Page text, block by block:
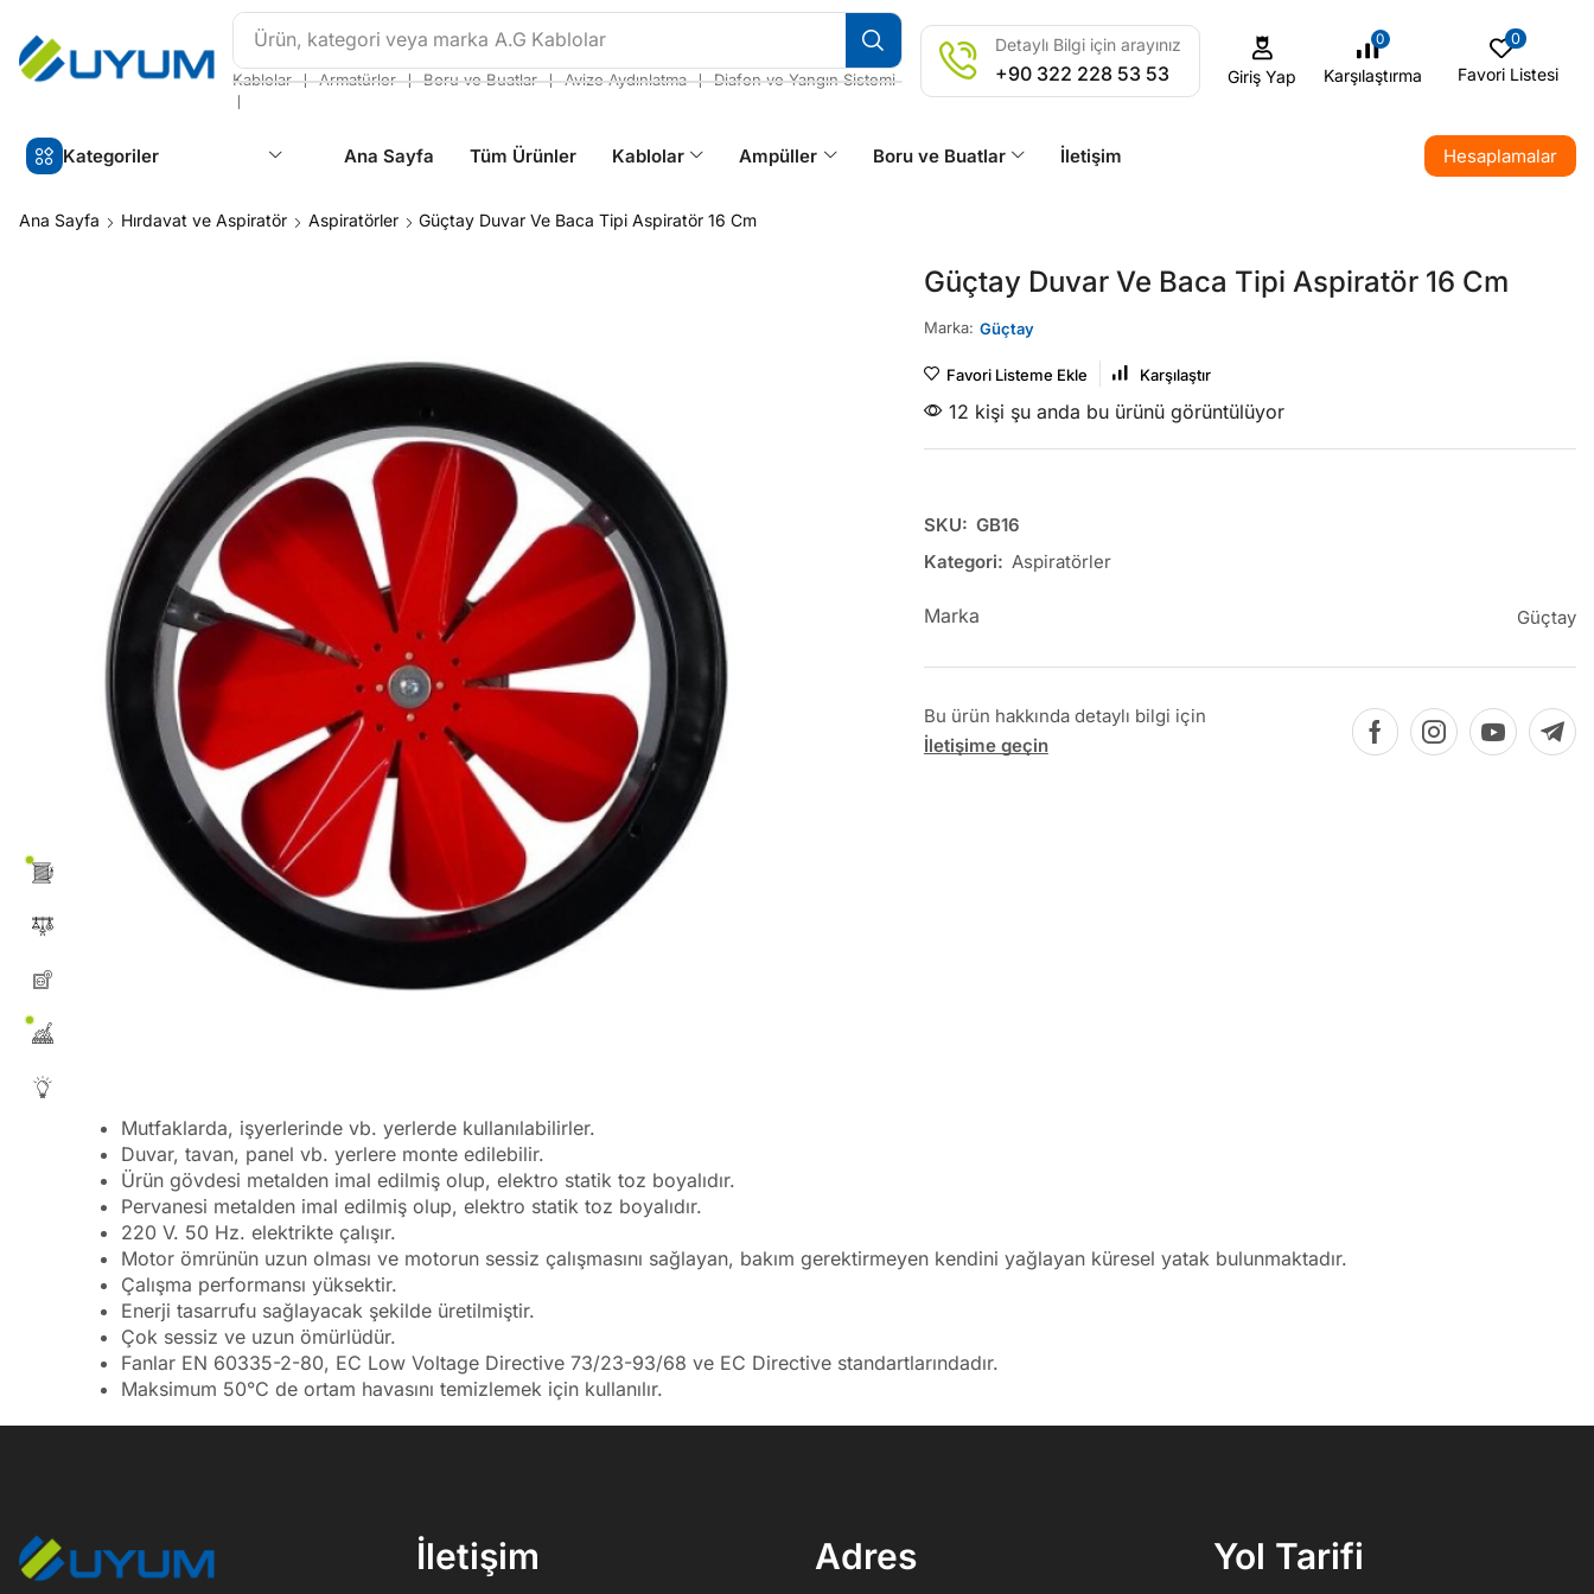
Ürün, kategori veya marka A.G Kablolar
Kablolar ❘ Armatürler ❘ Boru ve Buatlar ❘ Avize Aydınlatma ❘ Diafon ve Yangın Sistemi
❘
Detaylı Bilgi için arayınız
+90 322 228 53 53 Giriş Yap
0
Karşılaştırma
0
Favori Listesi
Kategoriler Ana Sayfa Tüm Ürünler Kablolar Ampüller Boru ve Buatlar İletişim Hesaplamalar
Ana Sayfa Hırdavat ve Aspiratör Aspiratörler Güçtay Duvar Ve Baca Tipi Aspiratör 16 Cm
Güçtay Duvar Ve Baca Tipi Aspiratör 16 Cm
Marka: Güçtay
Favori Listeme Ekle Karşılaştır
12 kişi şu anda bu ürünü görüntülüyor
SKU: GB16
Kategori: Aspiratörler
Marka Güçtay
Bu ürün hakkında detaylı bilgi için
İletişime geçin
Mutfaklarda, işyerlerinde vb. yerlerde kullanılabilirler.
Duvar, tavan, panel vb. yerlere monte edilebilir.
Ürün gövdesi metalden imal edilmiş olup, elektro statik toz boyalıdır.
Pervanesi metalden imal edilmiş olup, elektro statik toz boyalıdır.
220 V. 50 Hz. elektrikte çalışır.
Motor ömrünün uzun olması ve motorun sessiz çalışmasını sağlayan, bakım gerektirmeyen kendini yağlayan küresel yatak bulunmaktadır.
Çalışma performansı yüksektir.
Enerji tasarrufu sağlayacak şekilde üretilmiştir.
Çok sessiz ve uzun ömürlüdür.
Fanlar EN 60335-2-80, EC Low Voltage Directive 73/23-93/68 ve EC Directive standartlarındadır.
Maksimum 50°C de ortam havasını temizlemek için kullanılır.
İletişim Adres Yol Tarifi